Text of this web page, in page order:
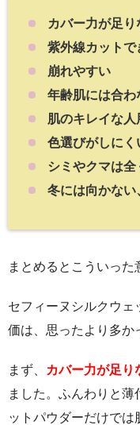
カバー力が足り
紫外線カットで
崩れやすい
年齢肌には合わ
肌のキレイな人
色選びがしにく
シミやクマは全
冬には向かない
まとめるとこういった
セフィーヌシルクウェ
価は、思ったより多か
まず、 カバー力が足り
ました。 ふんわりと薄
ットパウダーだけでは